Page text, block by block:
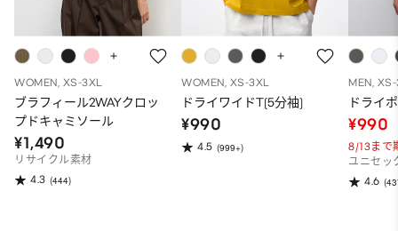
WOMEN, XS-3XL
ブラフィール2WAYクロッ
プドキャミソール
¥1,490
リサイクル素材
4.3 (444)
WOMEN, XS-3XL
ドライワイドT(5分袖)
¥990
4.5 (999+)
MEN,
ドライ
¥990
8/13まで
ユニセッ
4.6